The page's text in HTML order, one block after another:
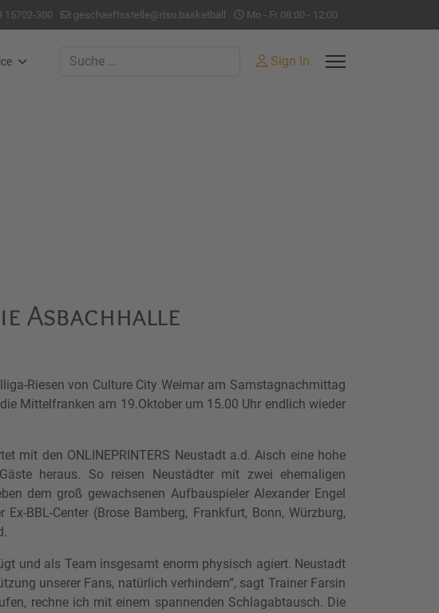
15702-300 geschaeftsstelle@rlso.basketball Mo - Fr 08:00 - 12:00
Suchen Sign In
Asbachhalle
Riesen von Culture City Weimar am Samstagnachmittag
Mittelfranken am 19.Oktober um 15.00 Uhr endlich wieder
mit den ONLINEPRINTERS Neustadt a.d. Aisch eine hohe
heraus. So reisen Neustädter mit zwei ehemaligen
dem groß gewachsenen Aufbauspieler Alexander Engel
BBL-Center (Brose Bamberg, Frankfurt, Bonn, Würzburg,
und als Team insgesamt enorm physisch agiert. Neustadt
unserer Fans, natürlich verhindern“, sagt Trainer Farsin
rechne ich mit einem spannenden Schlagabtausch. Die